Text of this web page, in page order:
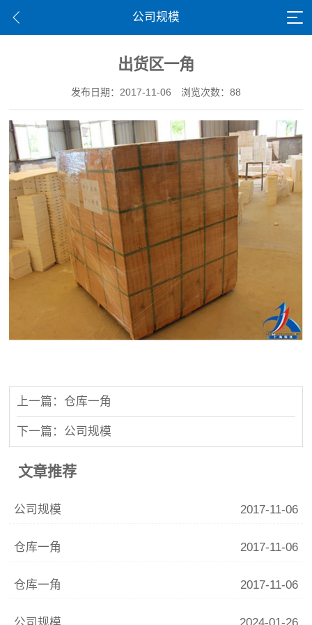
公司规模
出货区一角
发布日期：2017-11-06 浏览次数：88
上一篇：仓库一角
下一篇：公司规模
文章推荐
公司规模 2017-11-06
仓库一角 2017-11-06
仓库一角 2017-11-06